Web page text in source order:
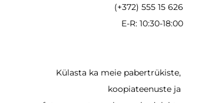
(+372) 555 15 626
E-R: 10:30-18:00
Külasta ka meie pabertrükiste,
koopiateenuste ja